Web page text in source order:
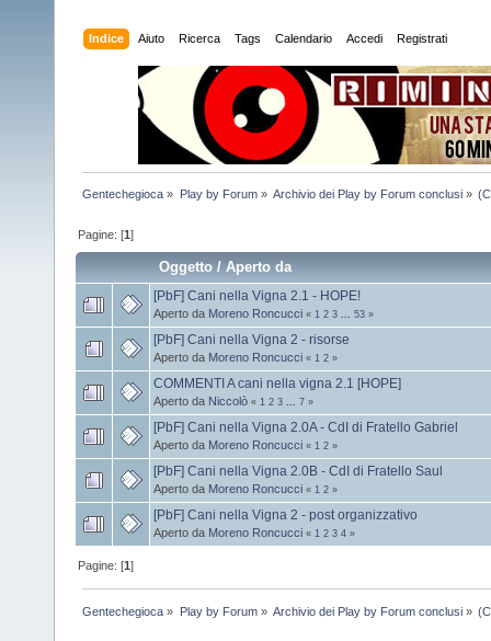
Indice Aiuto Ricerca Tags Calendario Accedi Registrati
Gentechegioca » Play by Forum» Archivio dei Play by Forum conclusi»
Pagine: [1]
Oggetto /Aperto da
[PbF] Cani nella Vigna 2.1 - HOPE!
Aperto da Moreno Roncucci « 1 2 3 53 »
[PbF] Cani nella Vigna 2 - risorse
Aperto da Moreno Roncucci « 1 2 »
COMMENTI A cani nella vigna 2.1 [HOPE]
Aperto da Niccolò « 1 2 3 7 »
[PbF] Cani nella Vigna 2.0A - CdI di Fratello Gabriel
Aperto da Moreno Roncucci « 1 2 »
[PbF] Cani nella Vigna 2.0B - CdI di Fratello Saul
Aperto da Moreno Roncucci « 1 2 »
[PbF] Cani nella Vigna 2 - post organizzativo
Aperto da Moreno Roncucci « 1 2 3 4 »
Pagine: [1]
Gentechegioca » Play by Forum» Archivio dei Play by Forum conclusi»